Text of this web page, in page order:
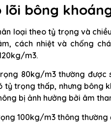
lõi bông
loại theo tỷ trọng và
cách nhiệt và chống
m3.
80kg/m3 thường
tỷ trọng thấp, nhưng bông
bị ảnh hưởng bởi âm
100kg/m3 thông